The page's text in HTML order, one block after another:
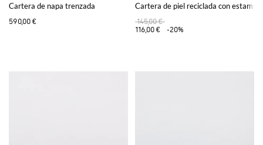
Cartera de napa trenzada
590,00 €
Cartera de piel reciclada con
145,00 €
116,00 €
-20%